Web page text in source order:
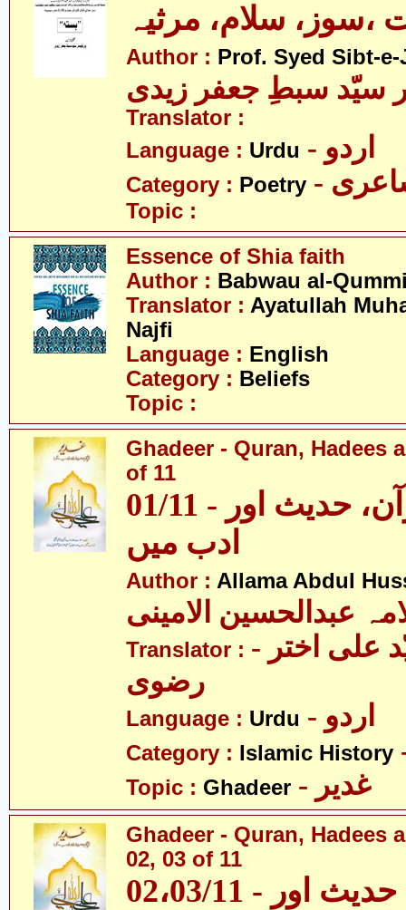
،سوز، سلام، مرثیہ
Author : Prof. Syed Sibt-
سیّد سبطِ جعفر زیدی
Translator :
Language : Urdu - اردو
Category : Poetry
Topic :
Essence of Shia faith
Author : Babwau al-
Translator : Ayatullah
Najfi
Language : English
Category : Beliefs
Topic :
Ghadeer - Quran, Hadees
of 11
01/11 - غدیر - قرآن، حدیث اور
ادب میں
Author : Allama Abdul
عبدالحسین الامینی
Translator : - مولانا سیّد علی اختر
رضوی
Language : Urdu - اردو
Category : Islamic History
Topic : Ghadeer - غدیر
Ghadeer - Quran, Hadees
02, 03 of 11
02،03/11 - غدیر - قرآن، حدیث اور